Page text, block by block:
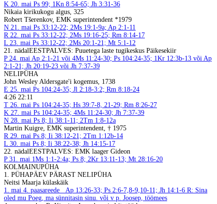
K 20. mai Ps 99; 1Kn 8:54-65; Jh 3:31-36
Nikaia kirikukogu algus, 325
Robert Tšerenkov, EMK superintendent *1979
N 21. mai Ps 33:12-22; 2Ms 19:1-9a; Ap 2:1-11
R22. mai Ps 33:12-22; 2Ms 19:16-25; Rm 8:14-17
L 23. mai Ps 33:12-22; 2Ms 20:1-21; Mt 5:1-12
21. nädalEESTPALVES: Puuetega laste tugikeskus Päikesekiir
P24. mai Ap 2:1-21 või 4Ms 11:24-30; Ps 104:24-35; 1Kr 12:3b-13 või Ap
2:1-21; Jh 20:19-23 või Jh 7:37-39
NELIPÜHA
John Wesley Aldersgate'i kogemus, 1738
E 25. mai Ps 104:24-35; Jl 2:18-3:2; Rm 8:18-24
4:26 22:11
T 26. mai Ps 104:24-35; Hs 39:7-8, 21-29; Rm 8:26-27
K 27. mai Ps 104:24-35; 4Ms 11:24-30; Jh 7:37-39
N 28. mai Ps 8; Ii 38:1-11; 2Tm 1:8-12a
Martin Kuigre, EMK superintendent, † 1975
R29. mai Ps 8; Ii 38:12-21; 2Tm 1:12b-14
L 30. mai Ps 8; Ii 38:22-38; Jh 14:15-17
22. nädalEESTPALVES: EMK laager Gideon
P31. mai 1Ms 1:1-2:4a; Ps 8; 2Kr 13:11-13; Mt 28:16-20
KOLMAINUPÜHA
1. PÜHAPÄEV PÄRAST NELIPÜHA
Neitsi Maarja külaskäik
1. mai 4. paasareede Ap 13:26-33; Ps 2:6-7,8-9,10-11; Jh 14:1-6 R: Sina
oled mu Poeg, ma sünnitasin sinu. või v p. Joosep, töömees